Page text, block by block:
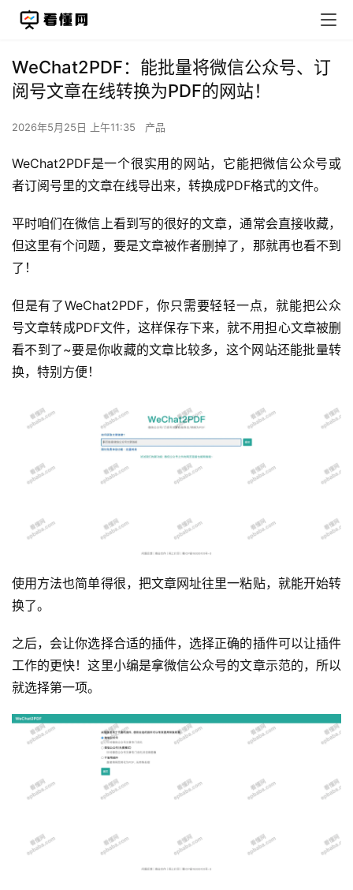
WeChat2PDF：能批量将微信公众号、订
阅号文章在线转换为PDF的网站！
2026年5月25日 上午11:35 产品
WeChat2PDF是一个很实用的网站，它能把微信公众号或
者订阅号里的文章在线导出来，转换成PDF格式的文件。
平时咱们在微信上看到写的很好的文章，通常会直接收藏，
但这里有个问题，要是文章被作者删掉了，那就再也看不到
了！
但是有了WeChat2PDF，你只需要轻轻一点，就能把公众
号文章转成PDF文件，这样保存下来，就不用担心文章被删
看不到了~要是你收藏的文章比较多，这个网站还能批量转
换，特别方便！
使用方法也简单得很，把文章网址往里一粘贴，就能开始转
换了。
之后，会让你选择合适的插件，选择正确的插件可以让插件
工作的更快！这里小编是拿微信公众号的文章示范的，所以
就选择第一项。